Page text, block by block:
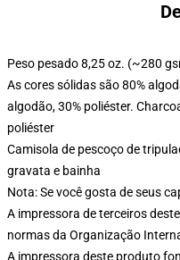
Peso pesado 8,25 oz. (~280
As cores sólidas são 80%
algodão, 30% poliéster.
poliéster
Camisola de pescoço de
gravata e bainha
Nota: Se você gosta de seus
A impressora de terceiros
normas da Organização
A impressora deste produto